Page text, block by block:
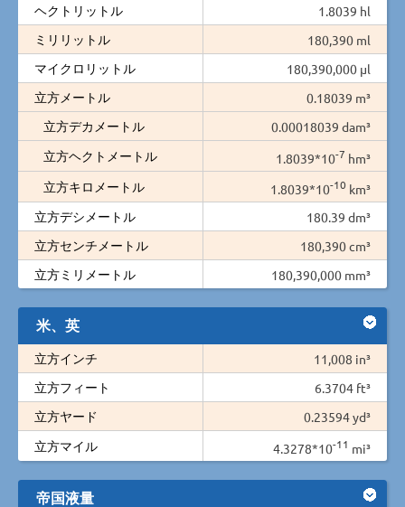
ヘクトリットル
1.8039 hl
ミリリットル
180,390 ml
マイクロリットル
180,390,000 µl
立方メートル
0.18039 m³
立方デカメートル
0.00018039 dam³
立方ヘクトメートル
1.8039*10-7 hm³
立方キロメートル
1.8039*10-10 km³
立方デシメートル
180.39 dm³
立方センチメートル
180,390 cm³
立方ミリメートル
180,390,000 mm³
米、英
立方インチ
11,008 in³
立方フィート
6.3704 ft³
立方ヤード
0.23594 yd³
立方マイル
4.3278*10-11 mi³
帝国液量